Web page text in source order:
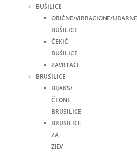
BUŠILICE
OBIČNE/VIBRACIONE/UDARNE
BUŠILICE
ČEKIĆ
BUŠILICE
ZAVRTAČI
BRUSILICE
BIJAKS/
ČEONE
BRUSILICE
BRUSILICE
ZA
ZID/